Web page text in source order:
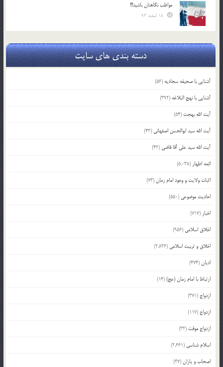
مواظب نگاهتان باشید!!!
دسته بندی های سایت
آشنایی با صحیفه سجادیه (56)
آشنایی با نهج البلاغه (392)
آیت الله بهجت (54)
آیت الله سید ابوالحسن اصفهانی (43)
آیت الله سید علی آقا قاضی (42)
ائمه اطهار (5,038)
اثبات ولایت و وجود امام زمان(73)
احادیث موضوعی (550)
اخبار (717)
اخلاق اسلامی (956)
اخلاق و تربیت اسلامی (2,836)
ادیان(474)
ارتباط با امام زمان (عج)(14)
ازدواج (371)
ازدواج (117)
ازدواج موقت (32)
اسلام شناسی (2,661)
اصحاب و یاران(37)